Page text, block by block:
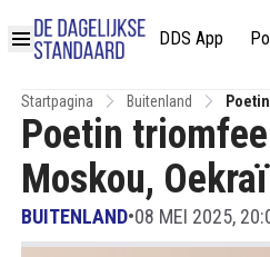
DDS App
Startpagina Buitenland
Poetin
Moskou,
BUITENLAND•08 MEI 2025,